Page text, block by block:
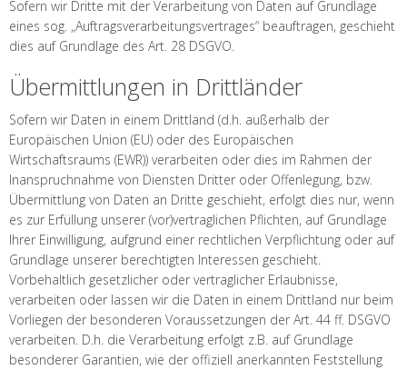
Sofern wir Dritte mit der Verarbeitung von Daten auf Grundlage
eines sog. „Auftragsverarbeitungsvertrages“ beauftragen, geschieht
dies auf Grundlage des Art. 28 DSGVO.
Übermittlungen in Drittländer
Sofern wir Daten in einem Drittland (d.h. außerhalb der
Europäischen Union (EU) oder des Europäischen
Wirtschaftsraums (EWR)) verarbeiten oder dies im Rahmen der
Inanspruchnahme von Diensten Dritter oder Offenlegung, bzw.
Übermittlung von Daten an Dritte geschieht, erfolgt dies nur, wenn
es zur Erfüllung unserer (vor)vertraglichen Pflichten, auf Grundlage
Ihrer Einwilligung, aufgrund einer rechtlichen Verpflichtung oder auf
Grundlage unserer berechtigten Interessen geschieht.
Vorbehaltlich gesetzlicher oder vertraglicher Erlaubnisse,
verarbeiten oder lassen wir die Daten in einem Drittland nur beim
Vorliegen der besonderen Voraussetzungen der Art. 44 ff. DSGVO
verarbeiten. D.h. die Verarbeitung erfolgt z.B. auf Grundlage
besonderer Garantien, wie der offiziell anerkannten Feststellung